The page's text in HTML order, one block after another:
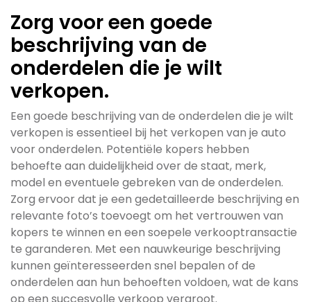
Zorg voor een goede
beschrijving van de
onderdelen die je wilt
verkopen.
Een goede beschrijving van de onderdelen die je wilt
verkopen is essentieel bij het verkopen van je auto
voor onderdelen. Potentiële kopers hebben
behoefte aan duidelijkheid over de staat, merk,
model en eventuele gebreken van de onderdelen.
Zorg ervoor dat je een gedetailleerde beschrijving en
relevante foto’s toevoegt om het vertrouwen van
kopers te winnen en een soepele verkooptransactie
te garanderen. Met een nauwkeurige beschrijving
kunnen geïnteresseerden snel bepalen of de
onderdelen aan hun behoeften voldoen, wat de kans